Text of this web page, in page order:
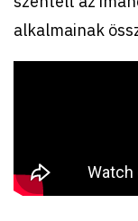
alkalmainak